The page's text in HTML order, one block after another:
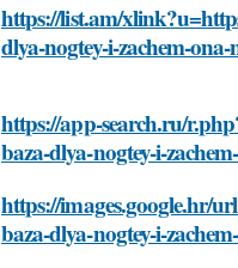
https://list.am/
dlya-nogtey-i-zachem-
https://app-search.ru/
baza-dlya-nogtey-i-
https://images.google.hr/
baza-dlya-nogtey-i-